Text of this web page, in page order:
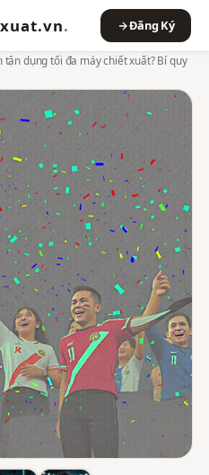
. Đăng Ký
tận dụng tối đa máy chiết xuất? Bí quy